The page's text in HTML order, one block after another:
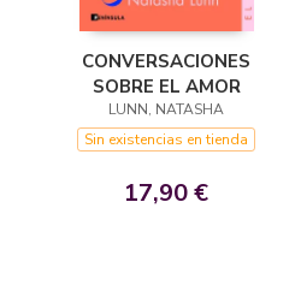
CONVERSACIONES
SOBRE EL AMOR
LUNN, NATASHA
Sin existencias en tienda
17,90 €